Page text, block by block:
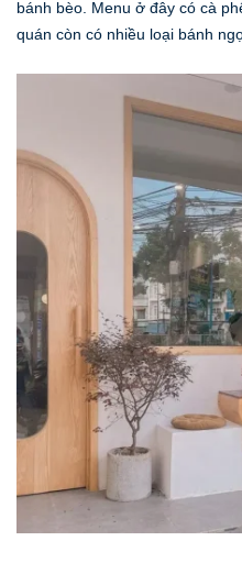
bánh bèo. Menu ở đây có cà
quán còn có nhiều loại bánh